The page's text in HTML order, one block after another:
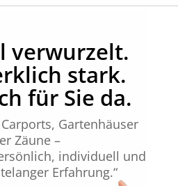
verwurzelt.
stark.
für Sie da.
Gartenhäuser
Zäune –
individuell und
Erfahrung.“